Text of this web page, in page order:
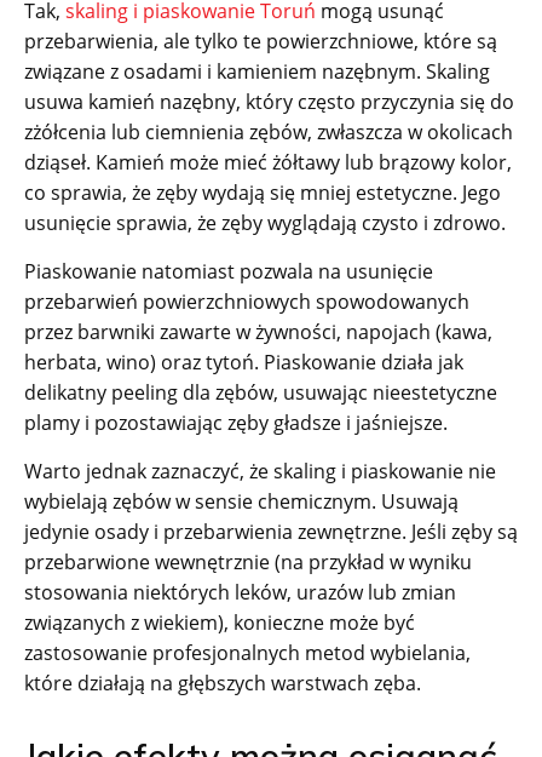
Tak, skaling i piaskowanie Toruń mogą usunąć
przebarwienia, ale tylko te powierzchniowe, które są
związane z osadami i kamieniem nazębnym. Skaling
usuwa kamień nazębny, który często przyczynia się do
zżółcenia lub ciemnienia zębów, zwłaszcza w okolicach
dziąseł. Kamień może mieć żółtawy lub brązowy kolor,
co sprawia, że zęby wydają się mniej estetyczne. Jego
usunięcie sprawia, że zęby wyglądają czysto i zdrowo.
Piaskowanie natomiast pozwala na usunięcie
przebarwień powierzchniowych spowodowanych
przez barwniki zawarte w żywności, napojach (kawa,
herbata, wino) oraz tytoń. Piaskowanie działa jak
delikatny peeling dla zębów, usuwając nieestetyczne
plamy i pozostawiając zęby gładsze i jaśniejsze.
Warto jednak zaznaczyć, że skaling i piaskowanie nie
wybielają zębów w sensie chemicznym. Usuwają
jedynie osady i przebarwienia zewnętrzne. Jeśli zęby są
przebarwione wewnętrznie (na przykład w wyniku
stosowania niektórych leków, urazów lub zmian
związanych z wiekiem), konieczne może być
zastosowanie profesjonalnych metod wybielania,
które działają na głębszych warstwach zęba.